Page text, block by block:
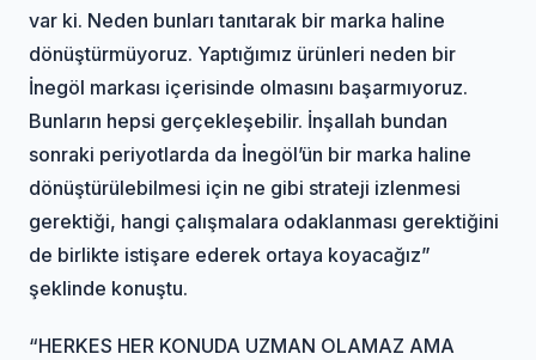
var ki. Neden bunları tanıtarak bir marka haline
dönüştürmüyoruz. Yaptığımız ürünleri neden bir
İnegöl markası içerisinde olmasını başarmıyoruz.
Bunların hepsi gerçekleşebilir. İnşallah bundan
sonraki periyotlarda da İnegöl’ün bir marka haline
dönüştürülebilmesi için ne gibi strateji izlenmesi
gerektiği, hangi çalışmalara odaklanması gerektiğini
de birlikte istişare ederek ortaya koyacağız”
şeklinde konuştu.
“HERKES HER KONUDA UZMAN OLAMAZ AMA